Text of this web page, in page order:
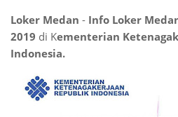
Loker Medan - Info Loker
2019 di Kementerian
Indonesia.